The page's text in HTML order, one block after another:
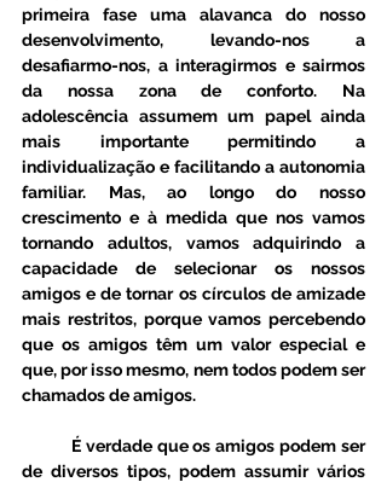
primeira fase uma alavanca do nosso
desenvolvimento, levando-nos a
desafiarmo-nos, a interagirmos e sairmos
da nossa zona de conforto. Na
adolescência assumem um papel ainda
mais importante permitindo a
individualização e facilitando a autonomia
familiar. Mas, ao longo do nosso
crescimento e à medida que nos vamos
tornando adultos, vamos adquirindo a
capacidade de selecionar os nossos
amigos e de tornar os círculos de amizade
mais restritos, porque vamos percebendo
que os amigos têm um valor especial e
que, por isso mesmo, nem todos podem ser
chamados de amigos.
de diversos tipos, podem assumir vários